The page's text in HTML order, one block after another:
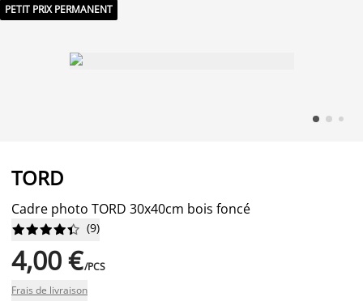
PETIT PRIX PERMANENT
TORD
Cadre photo TORD 30x40cm bois foncé





 (9)
4,00 €/PCS
Frais de livraison